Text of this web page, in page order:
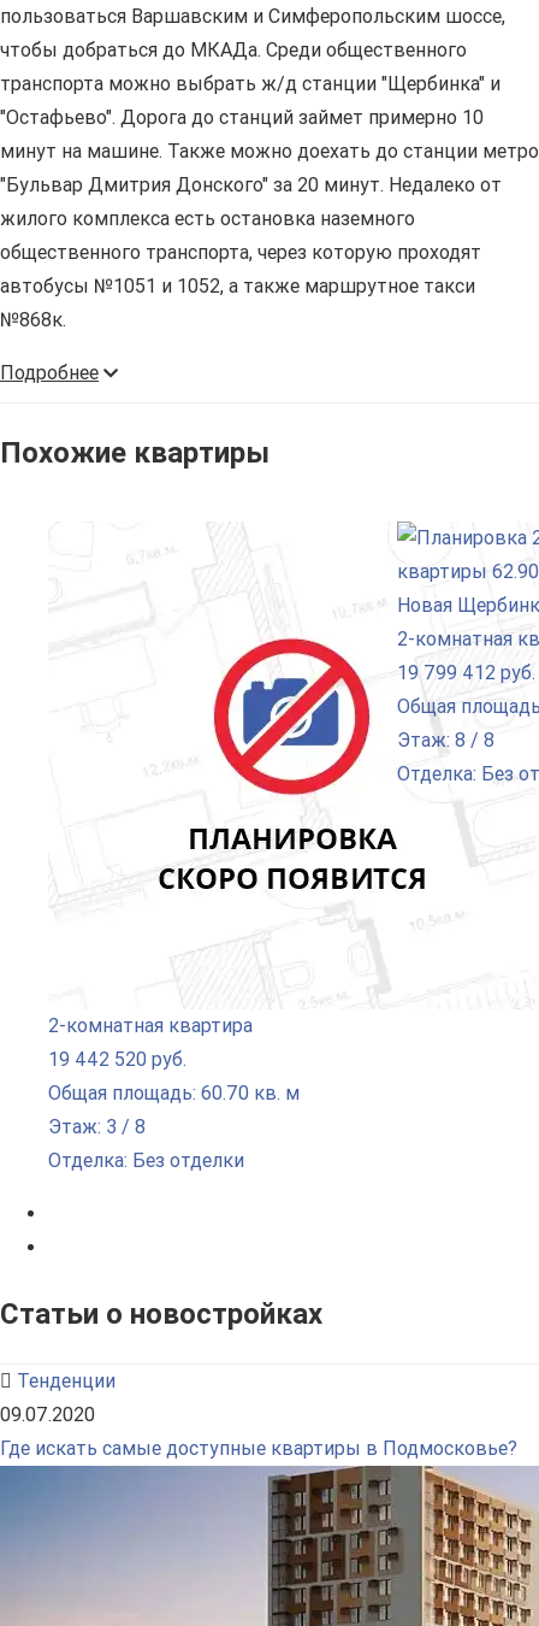
пользоваться Варшавским и Симферопольским шоссе,
чтобы добраться до МКАДа. Среди общественного
транспорта можно выбрать ж/д станции "Щербинка" и
"Остафьево". Дорога до станций займет примерно 10
минут на машине. Также можно доехать до станции метро
"Бульвар Дмитрия Донского" за 20 минут. Недалеко от
жилого комплекса есть остановка наземного
общественного транспорта, через которую проходят
автобусы №1051 и 1052, а также маршрутное такси
№868к.
Подробнее
Похожие квартиры
2-комнатная квартира
19 442 520 руб.
Общая площадь: 60.70 кв. м
Этаж: 3 / 8
Отделка: Без отделки
2-комнатная
19 799 412 руб.
Общая
Этаж: 8 / 8
Отделка: Без
Статьи о новостройках
Тенденции
09.07.2020
Где искать самые доступные квартиры в Подмосковье?